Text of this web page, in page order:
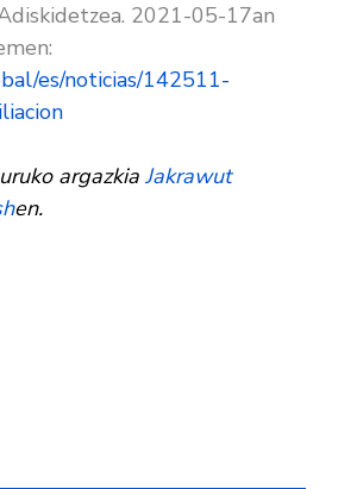
2021-05-17an
es/noticias/142511-
argazkia Jakrawut
en.